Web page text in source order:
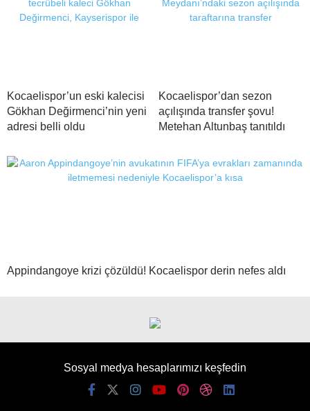
Kocaelispor’un eski kalecisi
Gökhan Değirmenci’nin yeni
adresi belli oldu
Kocaelispor’dan sezon
açılışında transfer şovu!
Metehan Altunbaş tanıtıldı
Appindangoye krizi çözüldü! Kocaelispor derin nefes aldı
Sosyal medya hesaplarımızı keşfedin